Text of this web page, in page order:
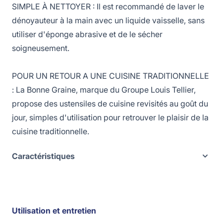
SIMPLE À NETTOYER : Il est recommandé de laver le
dénoyauteur à la main avec un liquide vaisselle, sans
utiliser d'éponge abrasive et de le sécher
soigneusement.
POUR UN RETOUR A UNE CUISINE TRADITIONNELLE
: La Bonne Graine, marque du Groupe Louis Tellier,
propose des ustensiles de cuisine revisités au goût du
jour, simples d'utilisation pour retrouver le plaisir de la
cuisine traditionnelle.
Caractéristiques
Utilisation et entretien